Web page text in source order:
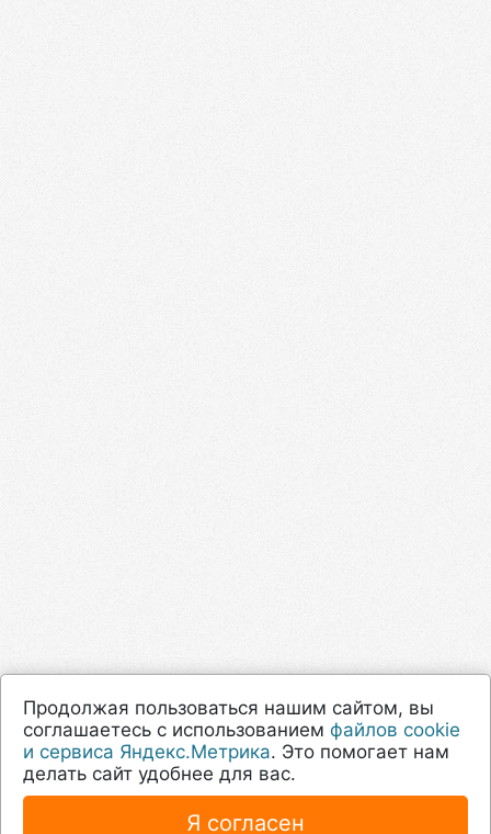
Продолжая пользоваться нашим сайтом, вы
соглашаетесь с использованием файлов cookie
и сервиса Яндекс.Метрика. Это помогает нам
делать сайт удобнее для вас.
Я согласен